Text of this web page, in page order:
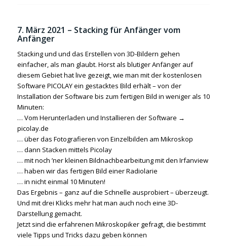
7. März 2021 – Stacking für Anfänger vom
Anfänger
Stacking und und das Erstellen von 3D-Bildern gehen
einfacher, als man glaubt. Horst als blutiger Anfänger auf
diesem Gebiet hat live gezeigt, wie man mit der kostenlosen
Software PICOLAY ein gestacktes Bild erhält – von der
Installation der Software bis zum fertigen Bild in weniger als 10
Minuten:
… Vom Herunterladen und Installieren der Software →
picolay.de
… über das Fotografieren von Einzelbilden am Mikroskop
… dann Stacken mittels Picolay
… mit noch ’ner kleinen Bildnachbearbeitung mit den Irfanview
… haben wir das fertigen Bild einer Radiolarie
… in nicht einmal 10 Minuten!
Das Ergebnis – ganz auf die Schnelle ausprobiert – überzeugt.
Und mit drei Klicks mehr hat man auch noch eine 3D-
Darstellung gemacht.
Jetzt sind die erfahrenen Mikroskopiker gefragt, die bestimmt
viele Tipps und Tricks dazu geben können